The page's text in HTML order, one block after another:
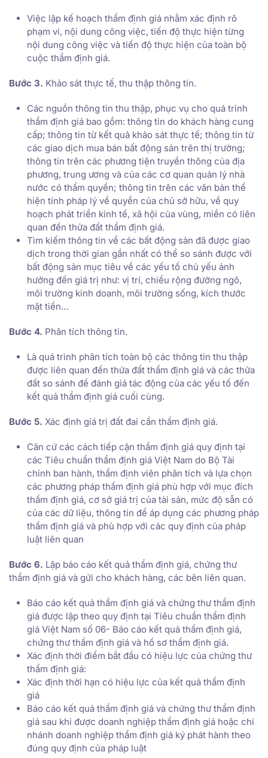
Việc lập kế hoạch thẩm định giá nhằm xác định rõ
phạm vi, nội dung công việc, tiến độ thực hiện từng
nội dung công việc và tiến độ thực hiện của toàn bộ
cuộc thẩm định giá.
Bước 3. Khảo sát thực tế, thu thập thông tin.
Các nguồn thông tin thu thập, phục vụ cho quá trình
thẩm định giá bao gồm: thông tin do khách hàng cung
cấp; thông tin từ kết quả khảo sát thực tế; thông tin từ
các giao dịch mua bán bất động sản trên thị trường;
thông tin trên các phương tiện truyền thông của địa
phương, trung ương và của các cơ quan quản lý nhà
nước có thẩm quyền; thông tin trên các văn bản thể
hiện tính pháp lý về quyền của chủ sở hữu, về quy
hoạch phát triển kinh tế, xã hội của vùng, miền có liên
quan đến thửa đất thẩm định giá.
Tìm kiếm thông tin về các bất động sản đã được giao
dịch trong thời gian gần nhất có thể so sánh được với
bất động sản mục tiêu về các yếu tố chủ yếu ảnh
hưởng đến giá trị như: vị trí, chiều rộng đường ngõ,
môi trường kinh doanh, môi trường sống, kích thước
mặt tiền…
Bước 4. Phân tích thông tin.
Là quá trình phân tích toàn bộ các thông tin thu thập
được liên quan đến thửa đất thẩm định giá và các thửa
đất so sánh để đánh giá tác động của các yếu tố đến
kết quả thẩm định giá cuối cùng.
Bước 5. Xác định giá trị đất đai cần thẩm định giá.
Căn cứ các cách tiếp cận thẩm định giá quy định tại
các Tiêu chuẩn thẩm định giá Việt Nam do Bộ Tài
chính ban hành, thẩm định viên phân tích và lựa chọn
các phương pháp thẩm định giá phù hợp với mục đích
thẩm định giá, cơ sở giá trị của tài sản, mức độ sẵn có
của các dữ liệu, thông tin để áp dụng các phương pháp
thẩm định giá và phù hợp với các quy định của pháp
luật liên quan
Bước 6. Lập báo cáo kết quả thẩm định giá, chứng thư
thẩm định giá và gửi cho khách hàng, các bên liên quan.
Báo cáo kết quả thẩm định giá và chứng thư thẩm định
giá được lập theo quy định tại Tiêu chuẩn thẩm định
giá Việt Nam số 06- Báo cáo kết quả thẩm định giá,
chứng thư thẩm định giá và hồ sơ thẩm định giá.
Xác định thời điểm bắt đầu có hiệu lực của chứng thư
thẩm định giá:
Xác định thời hạn có hiệu lực của kết quả thẩm định
giá
Báo cáo kết quả thẩm định giá và chứng thư thẩm định
giá sau khi được doanh nghiệp thẩm định giá hoặc chi
nhánh doanh nghiệp thẩm định giá ký phát hành theo
đúng quy định của pháp luật